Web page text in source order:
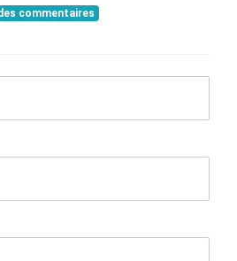
commentaires